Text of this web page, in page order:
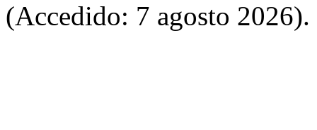
(Accedido: 7 agosto 2026).